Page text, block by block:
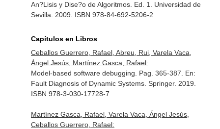
An?Lisis y Dise?o de Algoritmos. Ed. 1. Universidad de
Sevilla. 2009. ISBN 978-84-692-5206-2
Capítulos en Libros
Ceballos Guerrero, Rafael, Abreu, Rui, Varela Vaca,
Ángel Jesús, Martínez Gasca, Rafael:
Model-based software debugging. Pag. 365-387. En:
Fault Diagnosis of Dynamic Systems. Springer. 2019.
ISBN 978-3-030-17728-7
Martínez Gasca, Rafael, Varela Vaca, Ángel Jesús,
Ceballos Guerrero, Rafael: